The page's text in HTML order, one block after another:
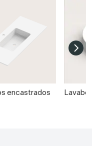
encastrados